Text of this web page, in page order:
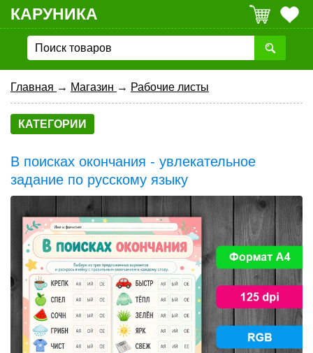
КАРУНИКА
Главная → Магазин → Рабочие листы
КАТЕГОРИИ
В поисках окончания - увлекательное
задание по русскому языку